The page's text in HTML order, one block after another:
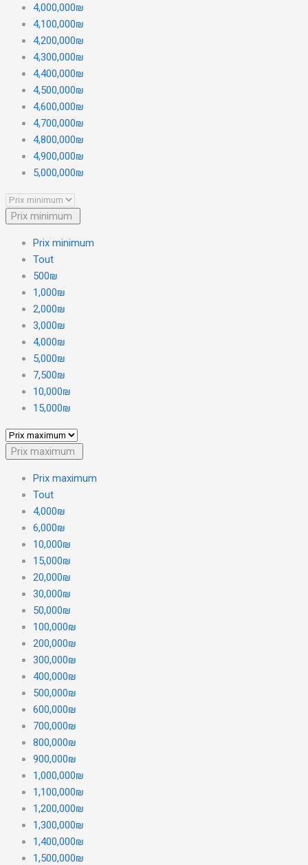
4,000,000₪
4,100,000₪
4,200,000₪
4,300,000₪
4,400,000₪
4,500,000₪
4,600,000₪
4,700,000₪
4,800,000₪
4,900,000₪
5,000,000₪
Prix minimum
Prix minimum
Tout
500₪
1,000₪
2,000₪
3,000₪
4,000₪
5,000₪
7,500₪
10,000₪
15,000₪
Prix maximum
Prix maximum
Tout
4,000₪
6,000₪
10,000₪
15,000₪
20,000₪
30,000₪
50,000₪
100,000₪
200,000₪
300,000₪
400,000₪
500,000₪
600,000₪
700,000₪
800,000₪
900,000₪
1,000,000₪
1,100,000₪
1,200,000₪
1,300,000₪
1,400,000₪
1,500,000₪